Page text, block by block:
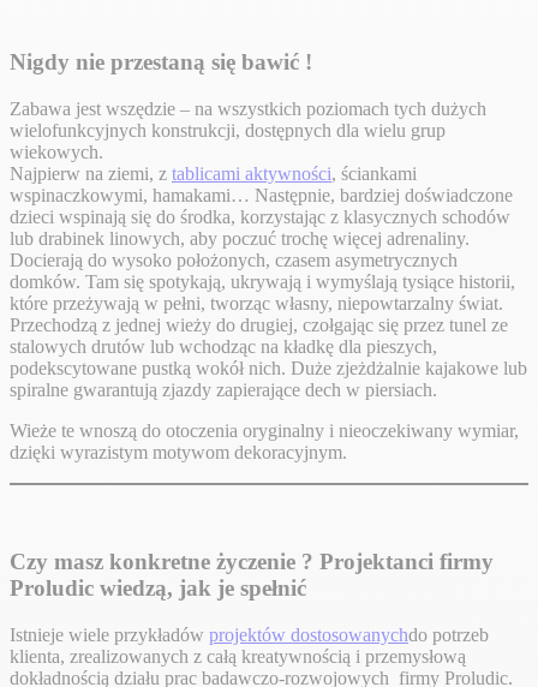
Nigdy nie przestaną się bawić !
Zabawa jest wszędzie – na wszystkich poziomach tych dużych
wielofunkcyjnych konstrukcji, dostępnych dla wielu grup
wiekowych.
Najpierw na ziemi, z tablicami aktywności, ściankami
wspinaczkowymi, hamakami… Następnie, bardziej doświadczone
dzieci wspinają się do środka, korzystając z klasycznych schodów
lub drabinek linowych, aby poczuć trochę więcej adrenaliny.
Docierają do wysoko położonych, czasem asymetrycznych
domków. Tam się spotykają, ukrywają i wymyślają tysiące historii,
które przeżywają w pełni, tworząc własny, niepowtarzalny świat.
Przechodzą z jednej wieży do drugiej, czołgając się przez tunel ze
stalowych drutów lub wchodząc na kładkę dla pieszych,
podekscytowane pustką wokół nich. Duże zjeżdżalnie kajakowe lub
spiralne gwarantują zjazdy zapierające dech w piersiach.
Wieże te wnoszą do otoczenia oryginalny i nieoczekiwany wymiar,
dzięki wyrazistym motywom dekoracyjnym.
Czy masz konkretne życzenie ? Projektanci firmy
Proludic wiedzą, jak je spełnić
Istnieje wiele przykładów projektów dostosowanychdo potrzeb
klienta, zrealizowanych z całą kreatywnością i przemysłową
dokładnością działu prac badawczo-rozwojowych firmy Proludic.